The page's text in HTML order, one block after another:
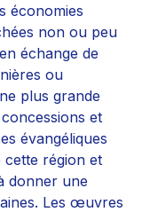
économies
non ou peu
échange de
ou
plus grande
et
évangéliques
cette région et
donner une
Les œuvres